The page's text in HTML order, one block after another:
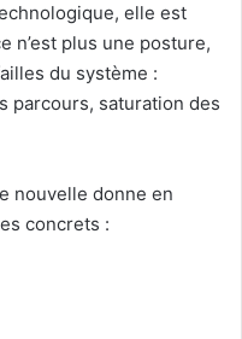
elle est
n’est plus une posture,
du système :
parcours, saturation des
nouvelle donne en
concrets :